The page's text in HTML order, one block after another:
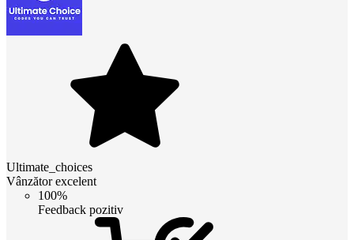
Ultimate_choices
Vânzător excelent
100%
Feedback pozitiv